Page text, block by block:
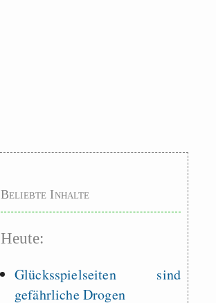
Beliebte Inhalte
Heute:
Glücksspielseiten sind
gefährliche Drogen